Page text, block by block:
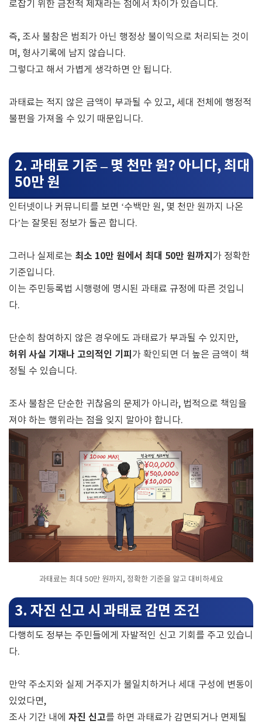
로잡기 위한 금전적 제재라는 점에서 차이가 있습니다.
즉, 조사 불참은 범죄가 아닌 행정상 불이익으로 처리되는 것이
며, 형사기록에 남지 않습니다.
그렇다고 해서 가볍게 생각하면 안 됩니다.
과태료는 적지 않은 금액이 부과될 수 있고, 세대 전체에 행정적
불편을 가져올 수 있기 때문입니다.
2. 과태료 기준 – 몇 천만 원? 아니다, 최대
50만 원
인터넷이나 커뮤니티를 보면 ‘수백만 원, 몇 천만 원까지 나온
다’는 잘못된 정보가 돌곤 합니다.
그러나 실제로는 최소 10만 원에서 최대 50만 원까지 가 정확한
기준입니다.
이는 주민등록법 시행령에 명시된 과태료 규정에 따른 것입니
다.
단순히 참여하지 않은 경우에도 과태료가 부과될 수 있지만,
허위 사실 기재나 고의적인 기피 가 확인되면 더 높은 금액이 책
정될 수 있습니다.
조사 불참은 단순한 귀찮음의 문제가 아니라, 법적으로 책임을
져야 하는 행위라는 점을 잊지 말아야 합니다.
과태료는 최대 50만 원까지, 정확한 기준을 알고 대비하세요
3. 자진 신고 시 과태료 감면 조건
다행히도 정부는 주민들에게 자발적인 신고 기회를 주고 있습니
다.
만약 주소지와 실제 거주지가 불일치하거나 세대 구성에 변동이
있었다면,
조사 기간 내에 자진 신고를 하면 과태료가 감면되거나 면제될